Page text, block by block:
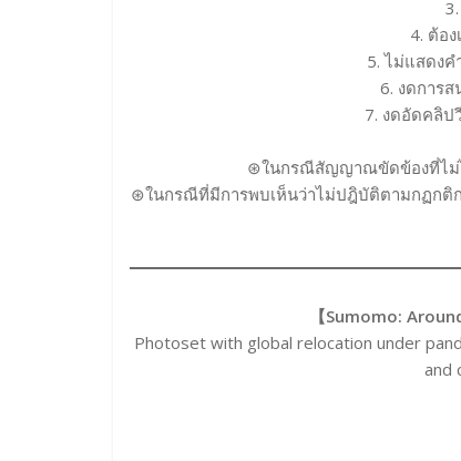
4. ต้อ
5. ไม่แสดงค
6. งดการ
7. งดอัดคลิป
⊛ในกรณีสัญญาณขัดข้องที่ไม่ไ
⊛ในกรณีที่มีการพบเห็นว่าไม่ปฎิบัติตามกฏกติก
【Sumomo:
Photoset with global relocation under
and